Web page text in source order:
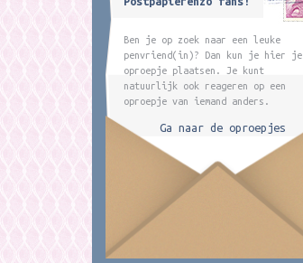
Ben je op zoek naar een leuke
penvriend(in)? Dan kun je hier je
oproepje plaatsen. Je kunt
natuurlijk ook reageren op een
oproepje van iemand anders.
Ga naar de oproepjes